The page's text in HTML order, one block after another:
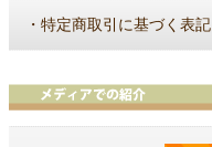
・ 特定商取引に基づく表記